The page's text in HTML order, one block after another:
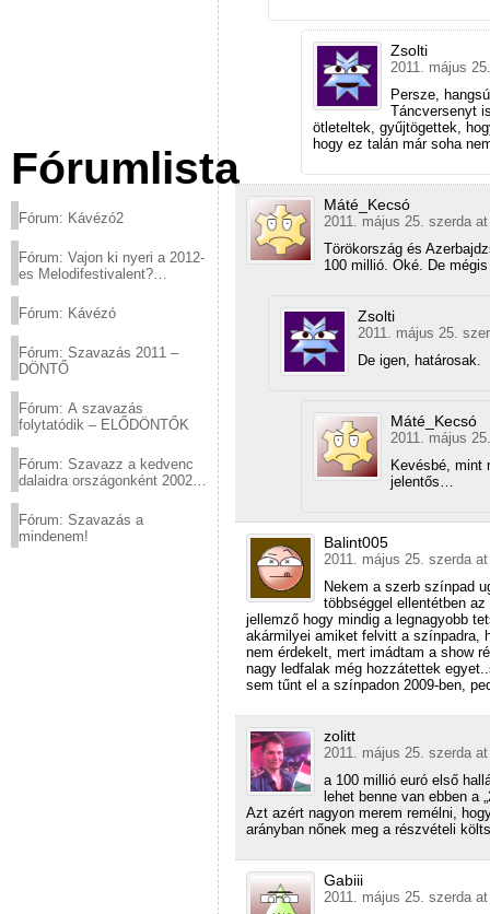
Fórumlista
Fórum: Kávézó2
Fórum: Vajon ki nyeri a 2012-
es Melodifestivalent?
Fórum: Kávézó
Fórum: Szavazás 2011 –
DÖNTŐ
Fórum: A szavazás
folytatódik – ELŐDÖNTŐK
Fórum: Szavazz a kedvenc
dalaidra országonként 2002
Fórum: Szavazás a
mindenem!
Zsolti
2011. május
Persze,
Táncversenyt
ötleteltek, gyűjtögettek,
hogy ez talán már soha
Máté_Kecsó
2011. május 25. szerda
Törökország és
100 millió. Oké. De
Zsolti
2011. május 25.
De igen, határosak.
Máté_Kecsó
2011. május
Kevésbé, mint
jelentős…
Balint005
2011. május 25. szerda
Nekem a szerb színpad
többséggel ellentétben
jellemző hogy mindig a legnagyobb
akármilyei amiket felvitt a színpadra,
nem érdekelt, mert imádtam a show
nagy ledfalak még hozzátettek
sem tűnt el a színpadon 2009-ben,
zolitt
2011. május 25. szerda
a 100 millió euró első
lehet benne van ebben a
Azt azért nagyon merem remélni,
arányban nőnek meg a részvételi
Gabiii
2011. május 25. szerda